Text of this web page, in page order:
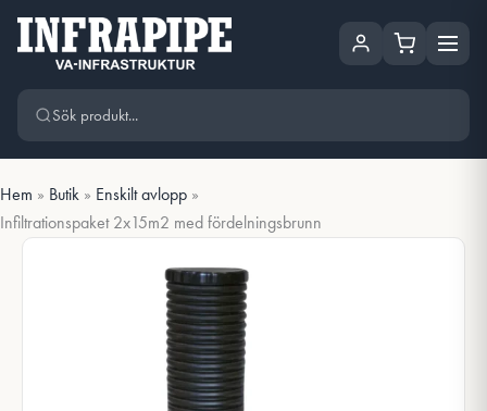
Hoppa
Hoppa till huvudinnehåll
Hem » Butik » Enskilt avlopp »
Infiltrationspaket 2x15m2 med fördelningsbrunn